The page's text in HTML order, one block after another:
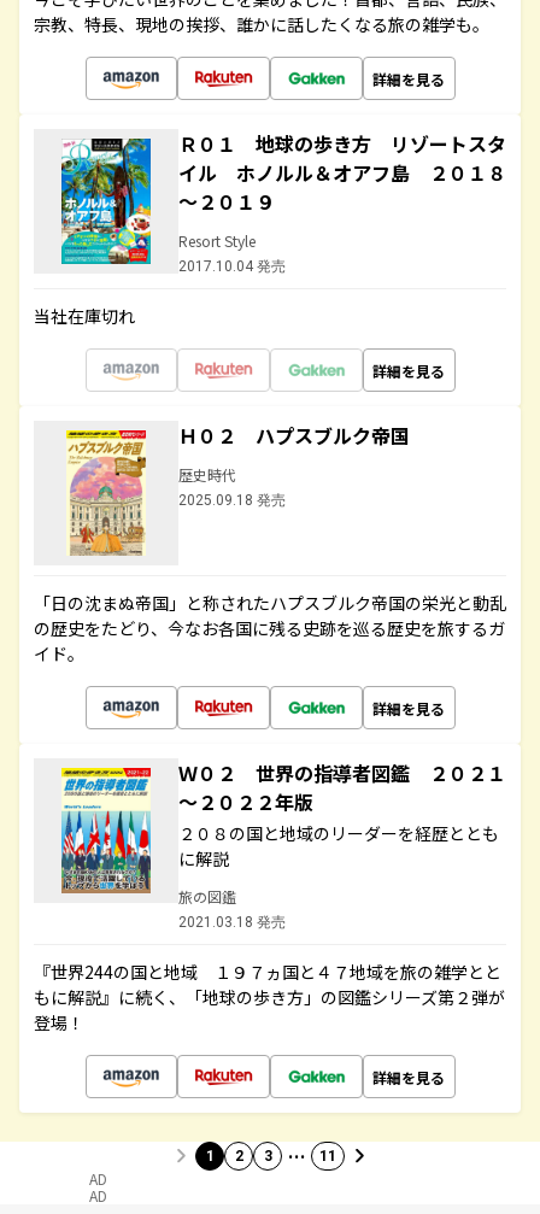
宗教、特長、現地の挨拶、誰かに話したくなる旅の雑学も。
詳細を見る
Ｒ０１ 地球の歩き方 リゾートスタ
イル ホノルル＆オアフ島 ２０１８
～２０１９
Resort Style
2017.10.04 発売
当社在庫切れ
詳細を見る
Ｈ０２ ハプスブルク帝国
歴史時代
2025.09.18 発売
「日の沈まぬ帝国」と称されたハプスブルク帝国の栄光と動乱
の歴史をたどり、今なお各国に残る史跡を巡る歴史を旅するガ
イド。
詳細を見る
Ｗ０２ 世界の指導者図鑑 ２０２１
～２０２２年版
２０８の国と地域のリーダーを経歴ととも
に解説
旅の図鑑
2021.03.18 発売
『世界244の国と地域 １９７ヵ国と４７地域を旅の雑学とと
もに解説』に続く、「地球の歩き方」の図鑑シリーズ第２弾が
登場！
詳細を見る
1 2 3 … 11
AD
AD